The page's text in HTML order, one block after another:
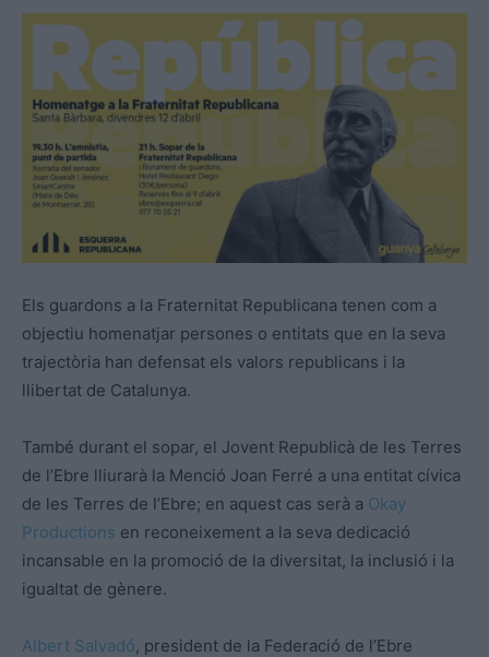
Els guardons a la Fraternitat Republicana tenen com a
objectiu homenatjar persones o entitats que en la seva
trajectòria han defensat els valors republicans i la
llibertat de Catalunya.
També durant el sopar, el Jovent Republicà de les Terres
de l’Ebre lliurarà la Menció Joan Ferré a una entitat cívica
de les Terres de l’Ebre; en aquest cas serà a Okay
Productions en reconeixement a la seva dedicació
incansable en la promoció de la diversitat, la inclusió i la
igualtat de gènere.
Albert Salvadó, president de la Federació de l’Ebre